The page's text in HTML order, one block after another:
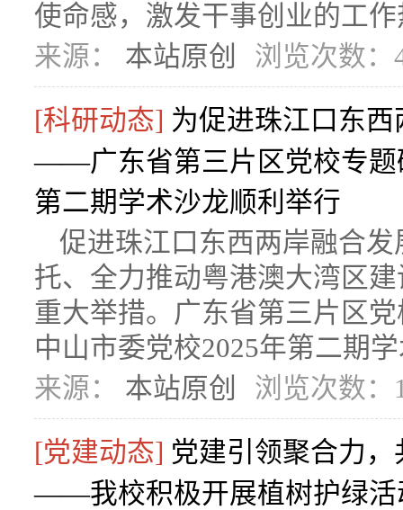
使命感，激发干事创业的工
来源： 本站原创 浏览次数：
[科研动态] 为促进珠江口东
——广东省第三片区党校专题
第二期学术沙龙顺利举行
促进珠江口东西两岸融合
托、全力推动粤港澳大湾区
重大举措。广东省第三片区
中山市委党校2025年第二期
来源： 本站原创 浏览次数：
[党建动态] 党建引领聚合力
——我校积极开展植树护绿活